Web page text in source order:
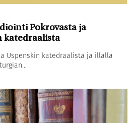
Pokrovasta ja
katedraalista
Uspenskin katedraalista ja illalla